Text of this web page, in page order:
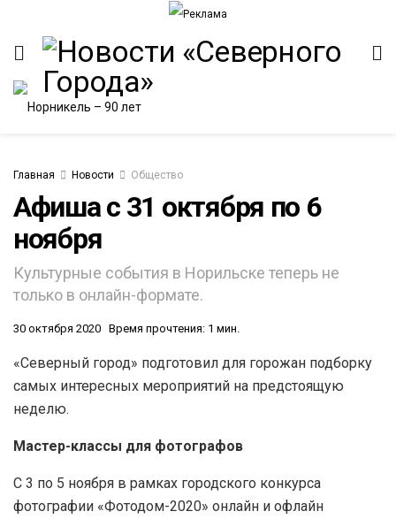
Главная Новости Общество
Афиша с 31 октября по 6
ноября
Культурные события в Норильске теперь не
только в онлайн-формате.
30 октября 2020 Время прочтения: 1 мин.
«Северный город» подготовил для горожан подборку
самых интересных мероприятий на предстоящую
неделю.
Мастер-классы для фотографов
С 3 по 5 ноября в рамках городского конкурса
фотографии «Фотодом-2020» онлайн и офлайн